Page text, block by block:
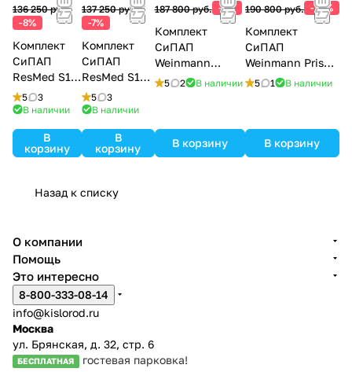
136 250 руб.
-8%
Комплект
СиПАП
ResMed S10
AutoSet с
назальной
5
3
В наличии
В
корзину
137 250 руб.
-7%
Комплект
СиПАП
ResMed S10
AutoSet с
рото-
маской
5
3
В наличии
В
корзину
187 800 руб. -9%
Комплект
СиПАП
Weinmann
Prisma 20A с
5 2 В наличии
В корзину
190 800 руб. -10%
Комплект
СиПАП
Weinmann Prisma
20A с рото-
5 1 В наличии
В корзину
Назад к списку
О компании
Помощь
Это интересно
8-800-333-08-14
info@kislorod.ru
Москва
ул. Брянская, д. 32, стр. 6
БЕСПЛАТНАЯ гостевая парковка!